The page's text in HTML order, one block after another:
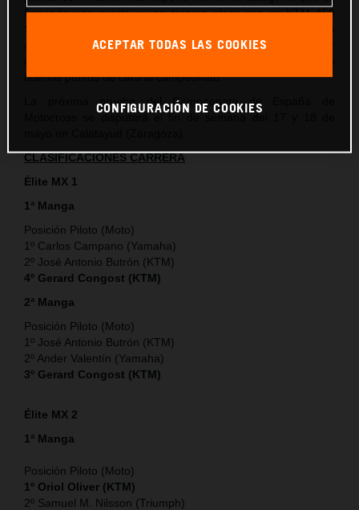
firmando una cuarta y una tercera plaza con su KTM 450
aspiraba, sí que le permiten al piloto de KTM España adquirir
buenos puntos de cara al campeonato.
La próxima prueba del Campeonato de España de
CLASIFICACIONES CARRERA
Élite MX 1
1ª Manga
Posición Piloto (Moto)
1º Carlos Campano (Yamaha)
2º José Antonio Butrón (KTM)
4º Gerard Congost (KTM)
2ª Manga
Posición Piloto (Moto)
1º José Antonio Butrón (KTM)
2º Ander Valentín (Yamaha)
3º Gerard Congost (KTM)
Élite MX 2
1ª Manga
Posición Piloto (Moto)
1º Oriol Oliver (KTM)
2º Samuel M. Nilsson (Triumph)
ACEPTAR TODAS LAS COOKIES
CONFIGURACIÓN DE COOKIES